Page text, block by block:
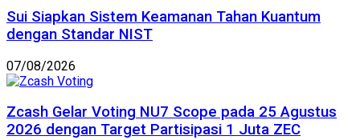
Sui Siapkan Sistem Keamanan Tahan Kuantum
dengan Standar NIST
07/08/2026
Zcash Gelar Voting NU7 Scope pada 25 Agustus
2026 dengan Target Partisipasi 1 Juta ZEC